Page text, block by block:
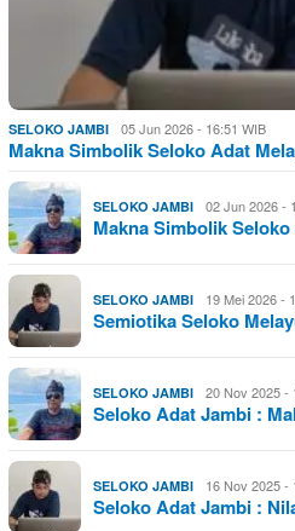
SELOKO JAMBI 05 Jun 2026 - 16:51 WIB
Makna Simbolik Seloko Adat
SELOKO JAMBI 02 Jun 2026 -
Makna Simbolik
SELOKO JAMBI 19 Mei 2026 -
Semiotika Seloko
SELOKO JAMBI 20 Nov 2025 -
Seloko Adat Jambi :
SELOKO JAMBI 16 Nov 2025 -
Seloko Adat Jambi :